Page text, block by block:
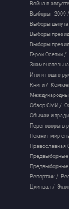
Война в
Выборы - 2009 /
Выборы
Выборы
Выборы
Герои Осетии /
Итоги года с
Книги /
Обзор СМИ /
Обычаи и
Переговоры в
Помнит мир
Православная
Предвыборные
Репортаж /
Цхинвал /